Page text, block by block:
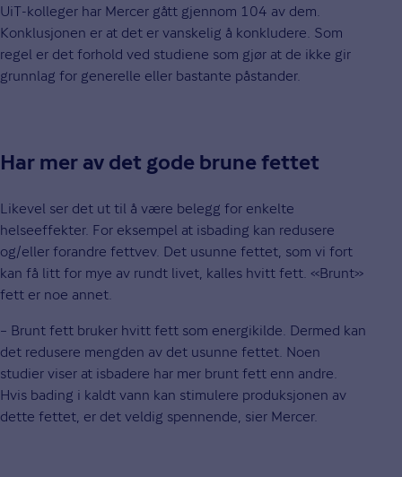
UiT-kolleger har Mercer gått gjennom 104 av dem.
Konklusjonen er at det er vanskelig å konkludere. Som
regel er det forhold ved studiene som gjør at de ikke gir
grunnlag for generelle eller bastante påstander.
Har mer av det gode brune fettet
Likevel ser det ut til å være belegg for enkelte
helseeffekter. For eksempel at isbading kan redusere
og/eller forandre fettvev. Det usunne fettet, som vi fort
kan få litt for mye av rundt livet, kalles hvitt fett. «Brunt»
fett er noe annet.
– Brunt fett bruker hvitt fett som energikilde. Dermed kan
det redusere mengden av det usunne fettet. Noen
studier viser at isbadere har mer brunt fett enn andre.
Hvis bading i kaldt vann kan stimulere produksjonen av
dette fettet, er det veldig spennende, sier Mercer.